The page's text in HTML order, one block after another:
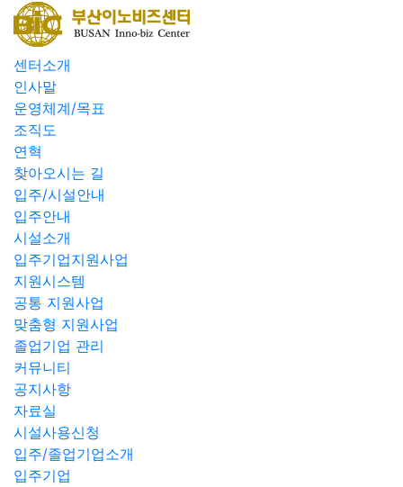
센터소개
인사말
운영체계/목표
조직도
연혁
찾아오시는 길
입주/시설안내
입주안내
시설소개
입주기업지원사업
지원시스템
공통 지원사업
맞춤형 지원사업
졸업기업 관리
커뮤니티
공지사항
자료실
시설사용신청
입주/졸업기업소개
입주기업